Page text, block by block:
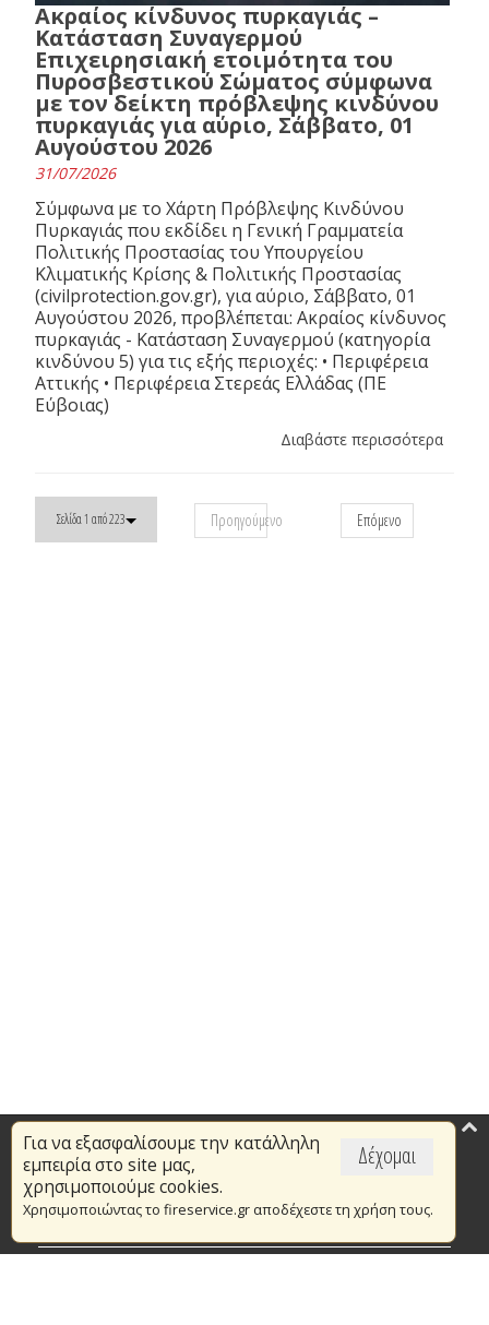
Ακραίος κίνδυνος πυρκαγιάς –
Κατάσταση Συναγερμού
Επιχειρησιακή ετοιμότητα του
Πυροσβεστικού Σώματος σύμφωνα
με τον δείκτη πρόβλεψης κινδύνου
πυρκαγιάς για αύριο, Σάββατο, 01
Αυγούστου 2026
31/07/2026
Σύμφωνα με το Χάρτη Πρόβλεψης Κινδύνου
Πυρκαγιάς που εκδίδει η Γενική Γραμματεία
Πολιτικής Προστασίας του Υπουργείου
Κλιματικής Κρίσης & Πολιτικής Προστασίας
(civilprotection.gov.gr), για αύριο, Σάββατο, 01
Αυγούστου 2026, προβλέπεται: Ακραίος κίνδυνος
πυρκαγιάς - Κατάσταση Συναγερμού (κατηγορία
κινδύνου 5) για τις εξής περιοχές: • Περιφέρεια
Αττικής • Περιφέρεια Στερεάς Ελλάδας (ΠΕ
Εύβοιας)
Διαβάστε περισσότερα
Σελίδα 1 από 223 Προηγούμενο Επόμενο
Δέχομαι
Για να εξασφαλίσουμε την κατάλληλη
εμπειρία στο site μας,
χρησιμοποιούμε cookies.
Χρησιμοποιώντας το fireservice.gr αποδέχεστε τη χρήση τους.
Επικαιρότητα
Το Πυροσβεστικό Σώμα